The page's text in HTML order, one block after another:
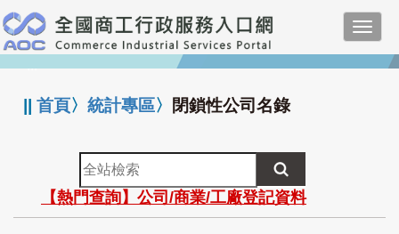
跳
到
主
要
:::
||首頁〉統計專區〉 閉鎖性公司名錄
全
站
檢
索
【熱門查詢】公司/商業/工廠登記資料